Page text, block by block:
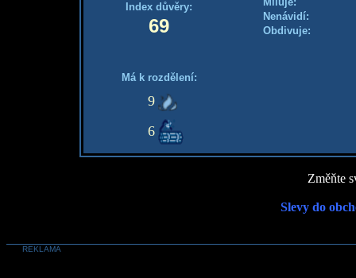
Index důvěry:
69
Má k rozdělení:
9
6
Nenávidí:
Obdivuje:
Změňte
Slevy do
REKLAMA